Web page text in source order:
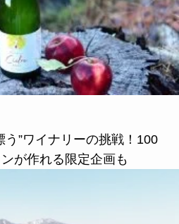
う”ワイナリーの挑戦！100
が作れる限定企画も